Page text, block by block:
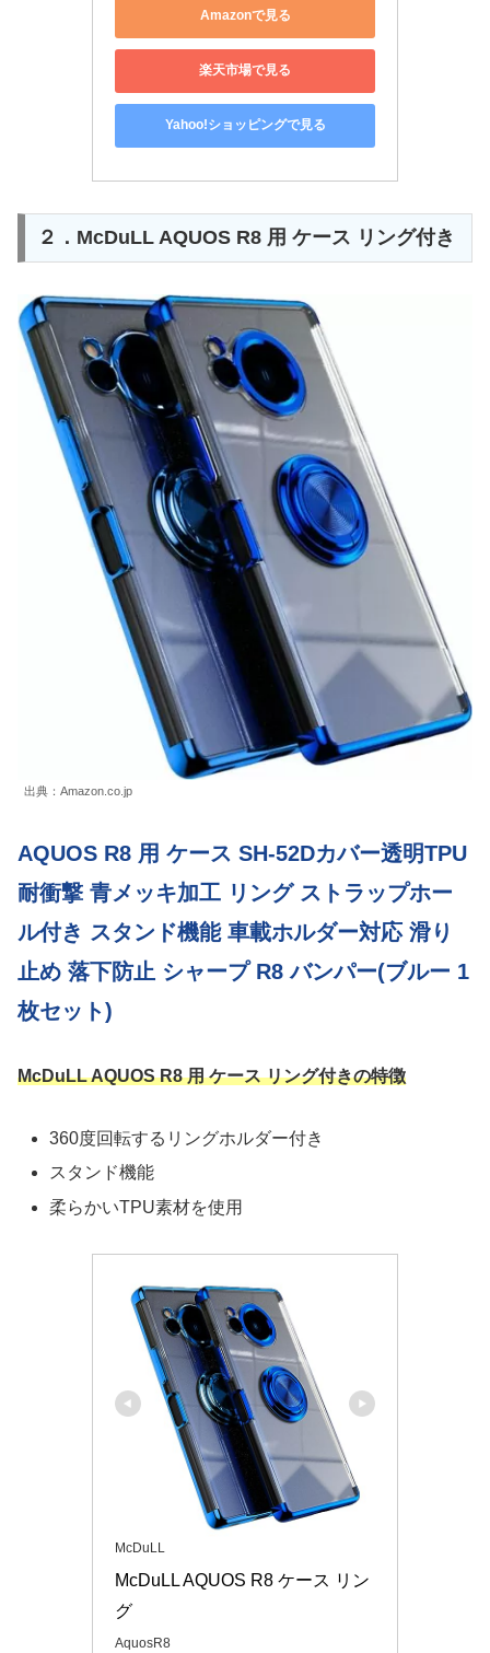
Amazonで見る
楽天市場で見る
Yahoo!ショッピングで見る
２．McDuLL AQUOS R8 用 ケース リング付き
出典：Amazon.co.jp
AQUOS R8 用 ケース SH-52Dカバー透明TPU
耐衝撃 青メッキ加工 リング ストラップホー
ル付き スタンド機能 車載ホルダー対応 滑り
止め 落下防止 シャープ R8 バンパー(ブルー 1
枚セット)
McDuLL AQUOS R8 用 ケース リング付きの特徴
360度回転するリングホルダー付き
スタンド機能
柔らかいTPU素材を使用
McDuLL
McDuLL AQUOS R8 ケース リン
グ
AquosR8